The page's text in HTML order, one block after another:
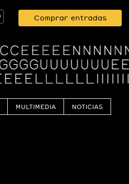
Comprar entradas
MULTIMEDIA NOTICIAS